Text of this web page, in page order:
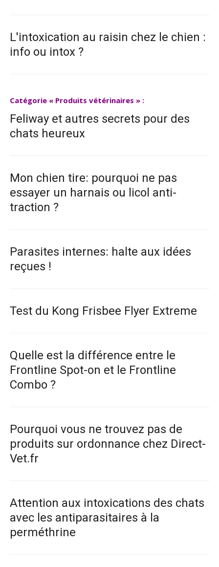
L'intoxication au raisin chez le chien :
info ou intox ?
Catégorie « Produits vétérinaires » :
Feliway et autres secrets pour des
chats heureux
Mon chien tire: pourquoi ne pas
essayer un harnais ou licol anti-
traction ?
Parasites internes: halte aux idées
reçues !
Test du Kong Frisbee Flyer Extreme
Quelle est la différence entre le
Frontline Spot-on et le Frontline
Combo ?
Pourquoi vous ne trouvez pas de
produits sur ordonnance chez Direct-
Vet.fr
Attention aux intoxications des chats
avec les antiparasitaires à la
perméthrine